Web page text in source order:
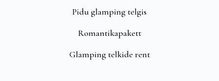
Pidu glamping telgis
Romantikapakett
Glamping telkide rent